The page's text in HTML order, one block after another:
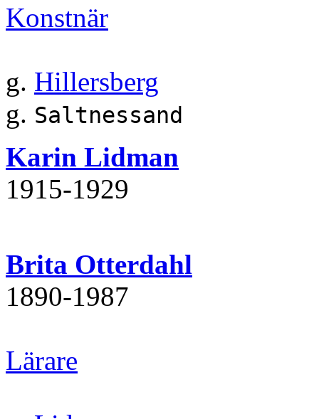
Konstnär
g. Hillersberg
g. Saltnessand
Karin Lidman
1915‐1929
Brita Otterdahl
1890‐1987
Lärare